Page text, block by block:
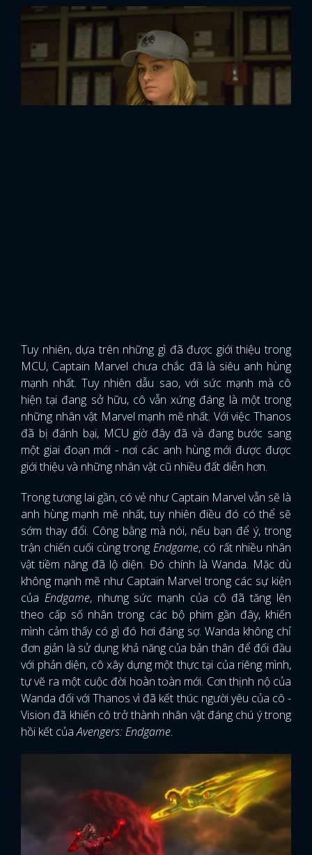
Tuy nhiên, dựa trên những gì đã được giới thiệu trong
MCU, Captain Marvel chưa chắc đã là siêu anh hùng
mạnh nhất. Tuy nhiên dẫu sao, với sức mạnh mà cô
hiện tại đang sở hữu, cô vẫn xứng đáng là một trong
những nhân vật Marvel mạnh mẽ nhất. Với việc Thanos
đã bị đánh bại, MCU giờ đây đã và đang bước sang
một giai đoạn mới - nơi các anh hùng mới được được
giới thiệu và những nhân vật cũ nhiều đất diễn hơn.
Trong tương lai gần, có vẻ như Captain Marvel vẫn sẽ là
anh hùng mạnh mẽ nhất, tuy nhiên điều đó có thể sẽ
sớm thay đổi. Công bằng mà nói, nếu bạn để ý, trong
trận chiến cuối cùng trong Endgame, có rất nhiều nhân
vật tiềm năng đã lộ diện. Đó chính là Wanda. Mặc dù
không mạnh mẽ như Captain Marvel trong các sự kiện
của Endgame, nhưng sức mạnh của cô đã tăng lên
theo cấp số nhân trong các bộ phim gần đây, khiến
mình cảm thấy có gì đó hơi đáng sợ. Wanda không chỉ
đơn giản là sử dụng khả năng của bản thân để đối đầu
với phản diện, cô xây dựng một thực tại của riêng mình,
tự vẽ ra một cuộc đời hoàn toàn mới. Cơn thịnh nộ của
Wanda đối với Thanos vì đã kết thúc người yêu của cô -
Vision đã khiến cô trở thành nhân vật đáng chú ý trong
hồi kết củaAvengers: Endgame.